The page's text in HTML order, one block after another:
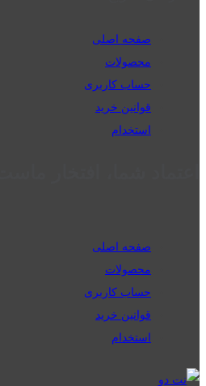
صفحه اصلی
محصولات
حساب کاربری
قوانین خرید
استخدام
صفحه اصلی
محصولات
حساب کاربری
قوانین خرید
استخدام